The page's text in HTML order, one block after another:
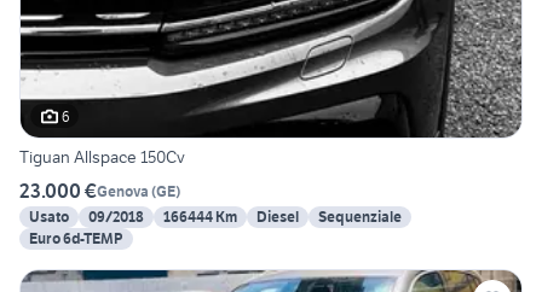
6
Tiguan Allspace 150Cv
23.000 €Genova (GE)
Usato
09/2018 166444 Km Diesel
Sequenziale
Euro 6d-TEMP